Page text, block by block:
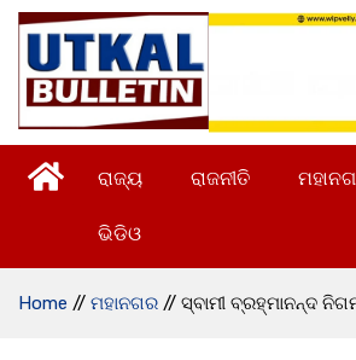
ରାଜ୍ୟ ରାଜନୀତି
ଭିଡିଓ
Home // ମହାନଗର // ସ୍ବାମୀ ବ୍ରହ୍ମାନନ୍ଦ